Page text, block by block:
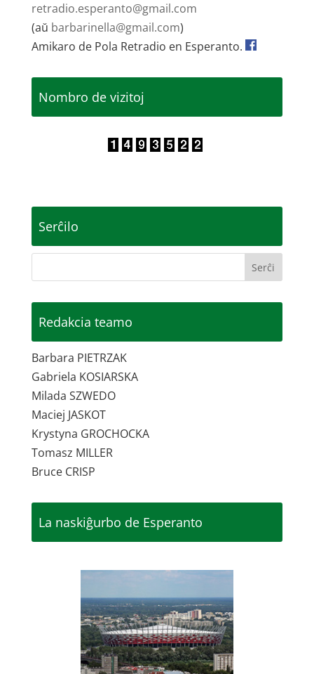
retradio.esperanto@gmail.com
(aŭ barbarinella@gmail.com)
Amikaro de Pola Retradio en Esperanto.
Nombro de vizitoj
Serĉilo
Redakcia teamo
Barbara PIETRZAK
Gabriela KOSIARSKA
Milada SZWEDO
Maciej JASKOT
Krystyna GROCHOCKA
Tomasz MILLER
Bruce CRISP
La naskiĝurbo de Esperanto